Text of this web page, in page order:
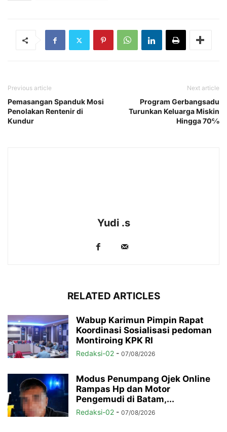
Previous article
Pemasangan Spanduk Mosi
Penolakan Rentenir di
Kundur
Next article
Program Gerbangsadu
Turunkan Keluarga Miskin
Hingga 70℅
Yudi .s
RELATED ARTICLES
Wabup Karimun Pimpin Rapat
Koordinasi Sosialisasi pedoman
Montiroing KPK RI
Redaksi-02 - 07/08/2026
Modus Penumpang Ojek Online
Rampas Hp dan Motor
Pengemudi di Batam,...
Redaksi-02 - 07/08/2026